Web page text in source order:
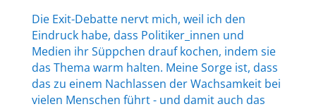
Die Exit-Debatte nervt mich, weil ich den
Eindruck habe, dass Politiker_innen und
Medien ihr Süppchen drauf kochen, indem sie
das Thema warm halten. Meine Sorge ist, dass
das zu einem Nachlassen der Wachsamkeit bei
vielen Menschen führt - und damit auch das